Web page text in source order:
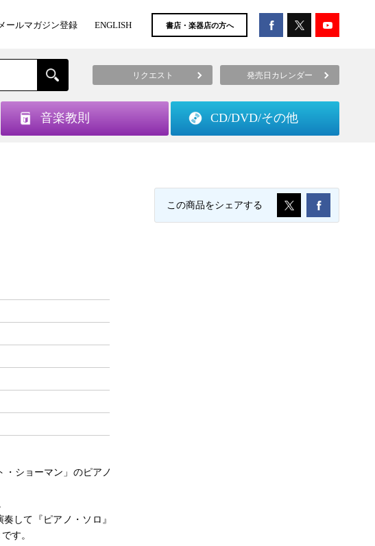
メールマガジン登録 ENGLISH 書店・楽器店の方へ
リクエスト 発売日カレンダー
音楽教則 CD/DVD/その他
・ショーマン」のピアノ
して『ピアノ・ソロ』
す。
この商品をシェアする